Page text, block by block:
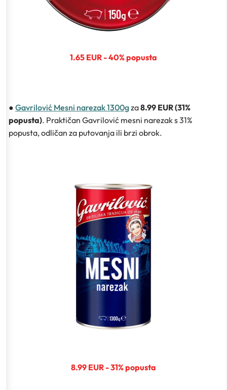
1.65 EUR - 40% popusta
● Gavrilović Mesni narezak 1300gza8.99 EUR (31%
popusta). Praktičan Gavrilović mesni narezak s 31%
popusta, odličan za putovanja ili brzi obrok.
8.99 EUR - 31% popusta